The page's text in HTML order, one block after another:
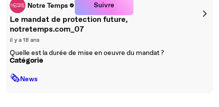
Notre Temps Suivre
Le mandat de protection future,
notretemps.com_07
il y a 18 ans
Quelle est la durée de mise en oeuvre du mandat ?
Catégorie
🗞News